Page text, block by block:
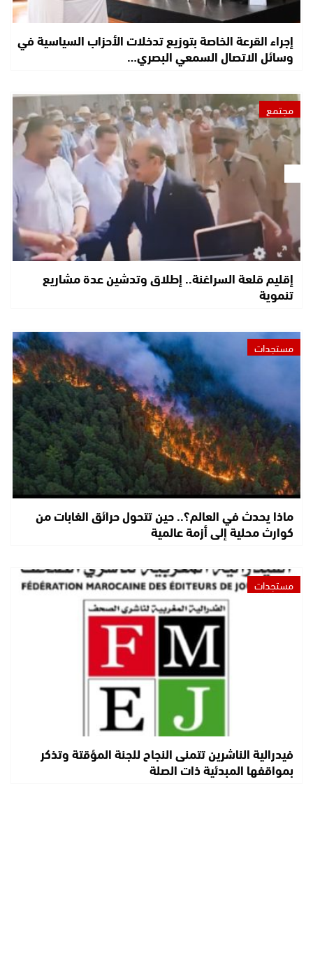
إجراء القرعة الخاصة بتوزيع تدخلات الأحزاب السياسية في
وسائل الاتصال السمعي البصري…
مجتمع
إقليم قلعة السراغنة.. إطلاق وتدشين عدة مشاريع
تنموية
مستجدات
ماذا يحدث في العالم؟.. حين تتحول حرائق الغابات من
كوارث محلية إلى أزمة عالمية
مستجدات
فيدرالية الناشرين تتمنى النجاح للجنة المؤقتة وتذكر
بمواقفها المبدئية ذات الصلة